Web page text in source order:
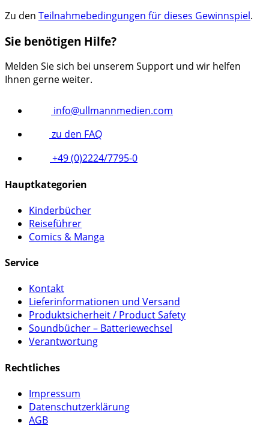
Zu den Teilnahmebedingungen für dieses Gewinnspiel.
Sie benötigen Hilfe?
Melden Sie sich bei unserem Support und wir helfen
Ihnen gerne weiter.
info@ullmannmedien.com
zu den FAQ
+49 (0)2224/7795-0
Hauptkategorien
Kinderbücher
Reiseführer
Comics & Manga
Service
Kontakt
Lieferinformationen und Versand
Produktsicherheit / Product Safety
Soundbücher – Batteriewechsel
Verantwortung
Rechtliches
Impressum
Datenschutzerklärung
AGB